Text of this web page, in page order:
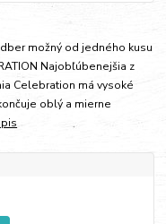
možný od jedného kusu
Najobľúbenejšia z
Celebration má vysoké
oblý a mierne